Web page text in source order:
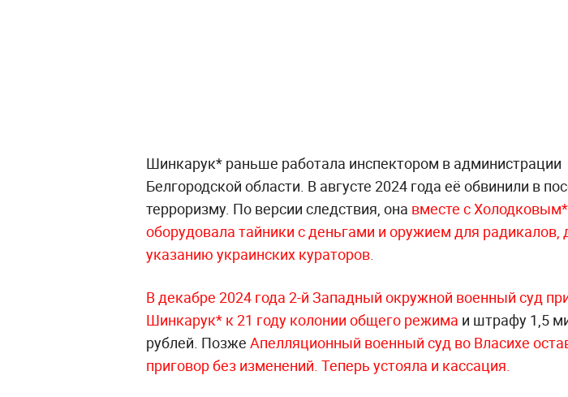
Шинкарук* раньше работала инспектором в администрации
Белгородской области. В августе 2024 года её обвинили в
терроризму. По версии следствия, она вместе с Холодковым*
оборудовала тайники с деньгами и оружием для радикалов,
указанию украинских кураторов.
В декабре 2024 года 2-й Западный окружной военный суд
Шинкарук* к 21 году колонии общего режима и штрафу 1,5
рублей. Позже Апелляционный военный суд во Власихе
приговор без изменений. Теперь устояла и кассация.